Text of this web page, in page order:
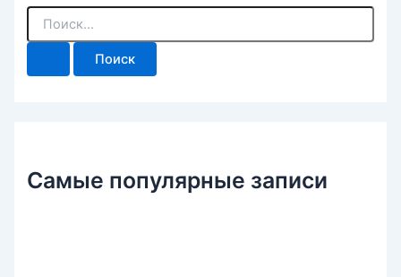
П
и
Самые популярные записи